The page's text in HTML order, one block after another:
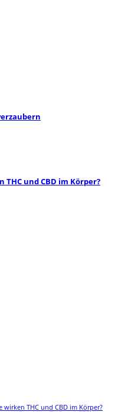
und CBD im Körper?
THC und CBD im Körper?